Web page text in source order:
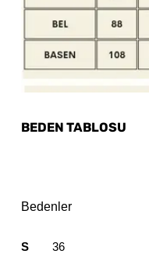
BEDEN TABLOSU
Bedenler
S
36